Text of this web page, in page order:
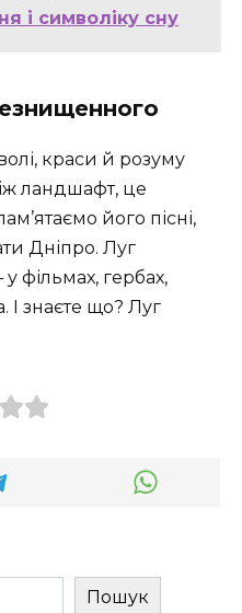
і символіку сну
краси й розуму
ландшафт, це
його пісні,
Дніпро. Луг
фільмах, гербах,
І знаєте що? Луг
Пошук